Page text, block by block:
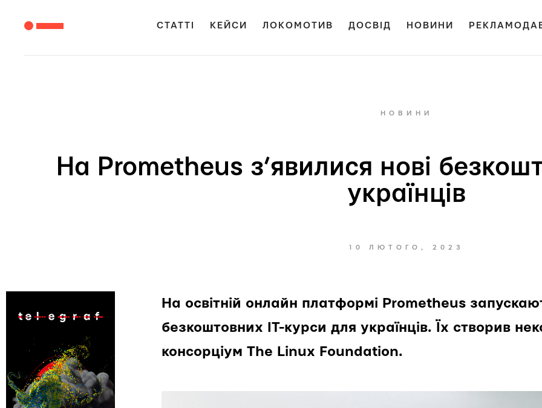
СТАТТІ КЕЙСИ ЛОКОМОТИВ ДОСВІД НОВИНИ
НОВИНИ
На Prometheus з’явилися нові
українців
10 ЛЮТОГО, 2023
На освітній онлайн платформі Prometheus
безкоштовних ІТ-курси для українців. Їх створив
консорціум The Linux Foundation.